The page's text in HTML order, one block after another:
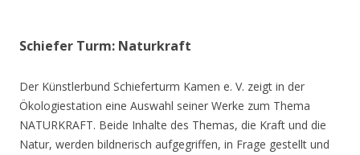
Schiefer Turm: Naturkraft
Der Künstlerbund Schieferturm Kamen e. V. zeigt in der
Ökologiestation eine Auswahl seiner Werke zum Thema
NATURKRAFT. Beide Inhalte des Themas, die Kraft und die
Natur, werden bildnerisch aufgegriffen, in Frage gestellt und